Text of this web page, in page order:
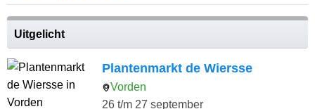
Uitgelicht
Plantenmarkt de Wiersse
Vorden
26 t/m 27 september